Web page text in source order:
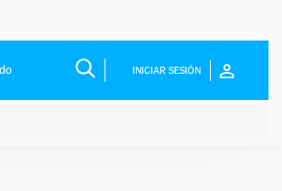
INICIAR SESIÓN